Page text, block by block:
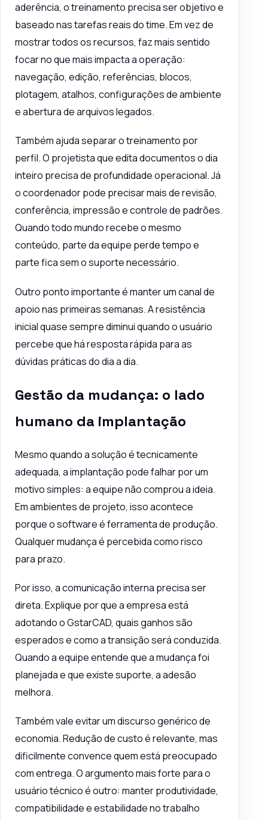
aderência, o treinamento precisa ser objetivo e
baseado nas tarefas reais do time. Em vez de
mostrar todos os recursos, faz mais sentido
focar no que mais impacta a operação:
navegação, edição, referências, blocos,
plotagem, atalhos, configurações de ambiente
e abertura de arquivos legados.
Também ajuda separar o treinamento por
perfil. O projetista que edita documentos o dia
inteiro precisa de profundidade operacional. Já
o coordenador pode precisar mais de revisão,
conferência, impressão e controle de padrões.
Quando todo mundo recebe o mesmo
conteúdo, parte da equipe perde tempo e
parte fica sem o suporte necessário.
Outro ponto importante é manter um canal de
apoio nas primeiras semanas. A resistência
inicial quase sempre diminui quando o usuário
percebe que há resposta rápida para as
dúvidas práticas do dia a dia.
Gestão da mudança: o lado
humano da implantação
Mesmo quando a solução é tecnicamente
adequada, a implantação pode falhar por um
motivo simples: a equipe não comprou a ideia.
Em ambientes de projeto, isso acontece
porque o software é ferramenta de produção.
Qualquer mudança é percebida como risco
para prazo.
Por isso, a comunicação interna precisa ser
direta. Explique por que a empresa está
adotando o GstarCAD, quais ganhos são
esperados e como a transição será conduzida.
Quando a equipe entende que a mudança foi
planejada e que existe suporte, a adesão
melhora.
Também vale evitar um discurso genérico de
economia. Redução de custo é relevante, mas
dificilmente convence quem está preocupado
com entrega. O argumento mais forte para o
usuário técnico é outro: manter produtividade,
compatibilidade e estabilidade no trabalho